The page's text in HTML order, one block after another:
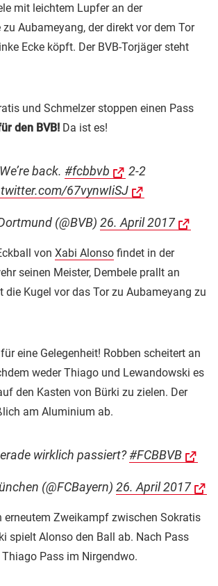
mit leichtem Lupfer an der
Aubameyang, der direkt vor dem Tor
Ecke köpft. Der BVB-Torjäger steht
und Schmelzer stoppen einen Pass
den BVB! Da ist es!
back. #fcbbvb
2-2
67vynwIiSJ
(@BVB) 26. April 2017
von Xabi Alonso findet in der
seinen Meister, Dembele prallt an
die Kugel vor das Tor zu Aubameyang zu
eine Gelegenheit! Robben scheitert an
weder Thiago und Lewandowski es
den Kasten von Bürki zu zielen. Der
am Aluminium ab.
wirklich passiert?#FCBBVB
(@FCBayern) 26. April 2017
erneutem Zweikampf zwischen Sokratis
spielt Alonso den Ball ab. Nach Pass
Pass im Nirgendwo.